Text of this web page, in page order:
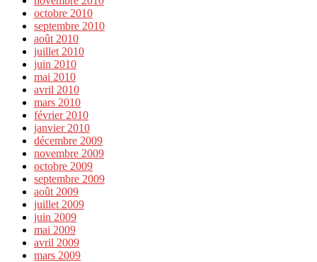
octobre 2010
septembre 2010
août 2010
juillet 2010
juin 2010
mai 2010
avril 2010
mars 2010
février 2010
janvier 2010
décembre 2009
novembre 2009
octobre 2009
septembre 2009
août 2009
juillet 2009
juin 2009
mai 2009
avril 2009
mars 2009